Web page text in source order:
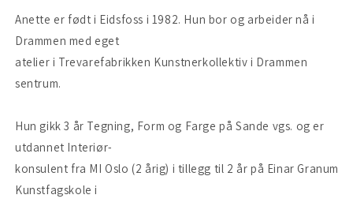
Anette er født i Eidsfoss i 1982. Hun bor og arbeider nå i
Drammen med eget
atelier i Trevarefabrikken Kunstnerkollektiv i Drammen
sentrum.
Hun gikk 3 år Tegning, Form og Farge på Sande vgs. og er
utdannet Interiør-
konsulent fra MI Oslo (2 årig) i tillegg til 2 år på Einar Granum
Kunstfagskole i